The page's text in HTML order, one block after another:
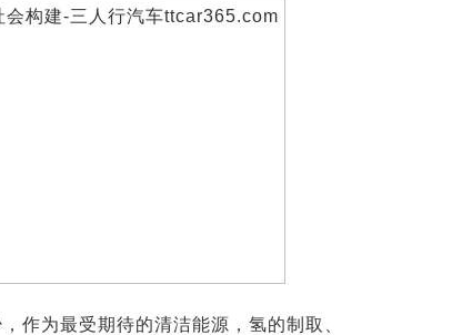
作为最受期待的清洁能源，氢的制取、